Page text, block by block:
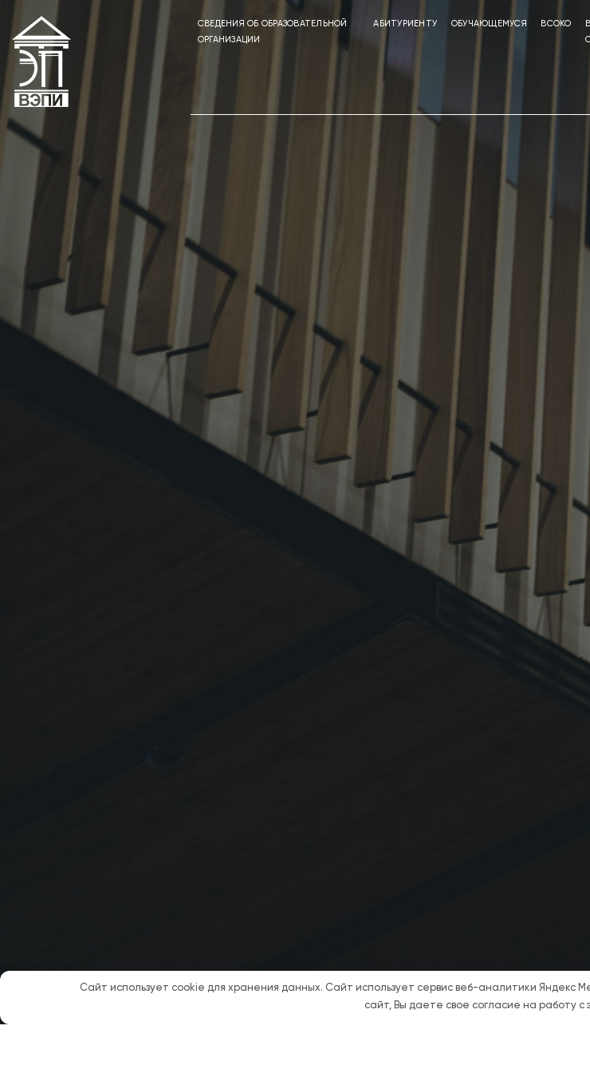
СВЕДЕНИЯ ОБ ОБРАЗОВАТЕЛЬНОЙ
ОРГАНИЗАЦИИ
АБИТУРИЕНТУ ОБУЧАЮЩЕМУСЯ ВСОКО
Сайт использует cookie для хранения данных. Сайт использует сервис веб-аналитики
сайт, Вы даете свое согласие на работу с